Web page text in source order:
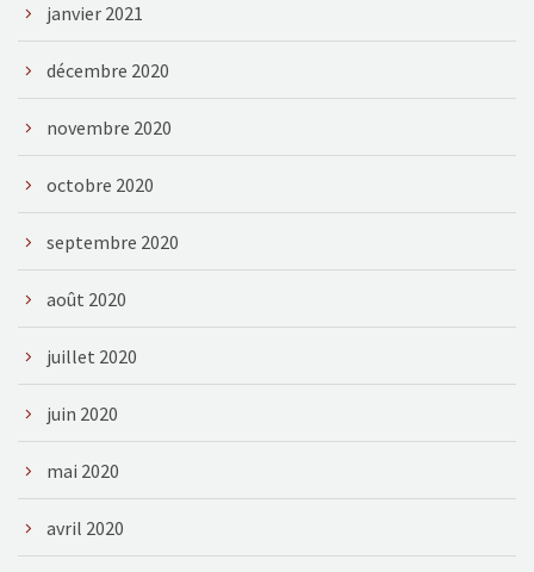
janvier 2021
décembre 2020
novembre 2020
octobre 2020
septembre 2020
août 2020
juillet 2020
juin 2020
mai 2020
avril 2020